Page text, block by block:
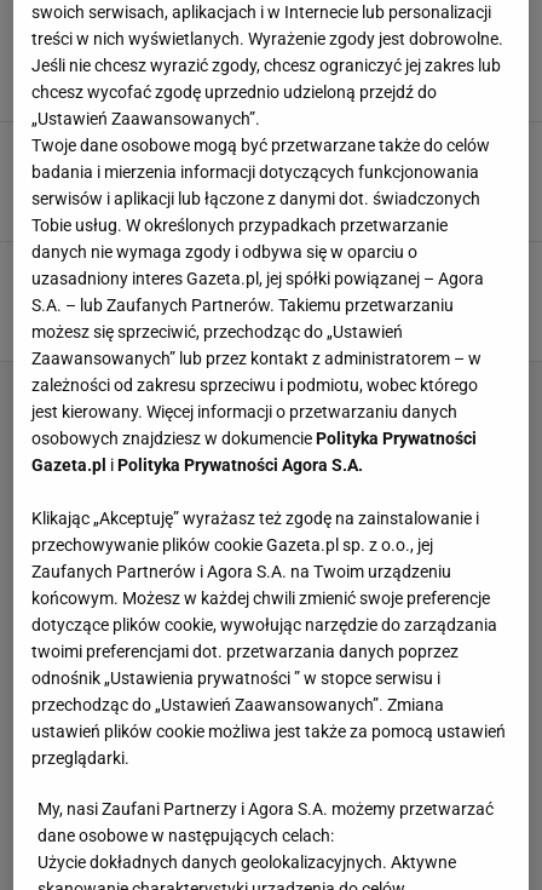
Trudne początki Norwida w I lidze. Ale pierwszy
punkt jest [ZDJĘCIA]
ti,8 PAŹDZIERNIKA 2016, 20:21
Norwid przegrywa na początek rywalizacji w I
lidze
Pit, 1 PAŹDZIERNIKA 2016, 21:41
Siatkarze Exact Systems Norwida rozpoczynają
debiutancki sezon w I lidze
Pit,29 WRZEŚNIA 2016, 11:32
swoich serwisach, aplikacjach i w Internecie lub personalizacji
treści w nich wyświetlanych. Wyrażenie zgody jest dobrowolne.
Jeśli nie chcesz wyrazić zgody, chcesz ograniczyć jej zakres lub
chcesz wycofać zgodę uprzednio udzieloną przejdź do
„Ustawień Zaawansowanych”.
Twoje dane osobowe mogą być przetwarzane także do celów
badania i mierzenia informacji dotyczących funkcjonowania
serwisów i aplikacji lub łączone z danymi dot. świadczonych
Tobie usług. W określonych przypadkach przetwarzanie
danych nie wymaga zgody i odbywa się w oparciu o
uzasadniony interes Gazeta.pl, jej spółki powiązanej – Agora
S.A. – lub Zaufanych Partnerów. Takiemu przetwarzaniu
możesz się sprzeciwić, przechodząc do „Ustawień
Zaawansowanych” lub przez kontakt z administratorem – w
zależności od zakresu sprzeciwu i podmiotu, wobec którego
jest kierowany. Więcej informacji o przetwarzaniu danych
osobowych znajdziesz w dokumenciePolityka Prywatności
Gazeta.pl iPolityka Prywatności Agora S.A.
Klikając „Akceptuję” wyrażasz też zgodę na zainstalowanie i
przechowywanie plików cookie Gazeta.pl sp. z o.o., jej
Zaufanych Partnerów i Agora S.A. na Twoim urządzeniu
końcowym. Możesz w każdej chwili zmienić swoje preferencje
dotyczące plików cookie, wywołując narzędzie do zarządzania
twoimi preferencjami dot. przetwarzania danych poprzez
odnośnik „Ustawienia prywatności ” w stopce serwisu i
przechodząc do „Ustawień Zaawansowanych”. Zmiana
ustawień plików cookie możliwa jest także za pomocą ustawień
przeglądarki.
My, nasi Zaufani Partnerzy i Agora S.A. możemy przetwarzać
dane osobowe w następujących celach:
Użycie dokładnych danych geolokalizacyjnych. Aktywne